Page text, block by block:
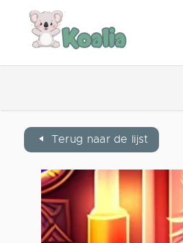
Terug naar de lijst